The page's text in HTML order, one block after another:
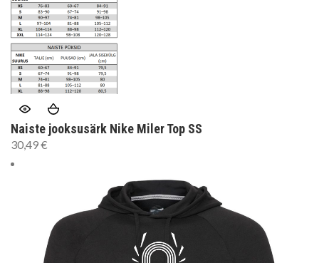
Naiste jooksusärk Nike Miler Top SS
30,49€